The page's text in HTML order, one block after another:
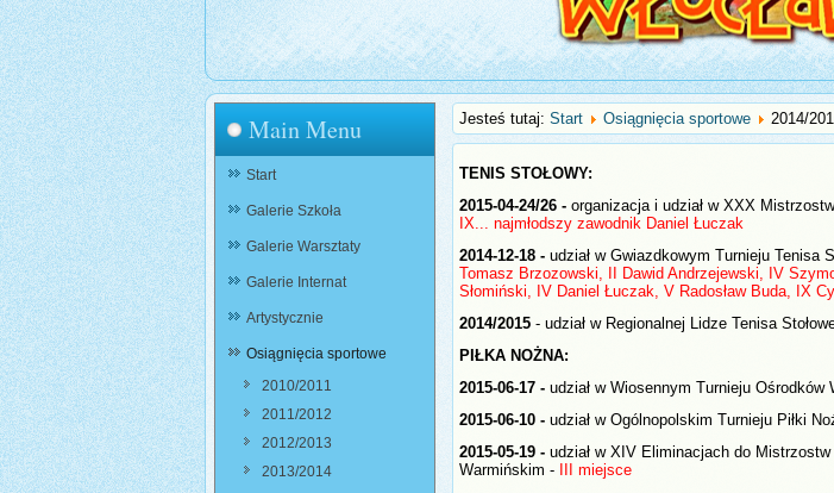
Main Menu
Start
Galerie Szkoła
Galerie Warsztaty
Galerie Internat
Artystycznie
Osiągnięcia sportowe
2010/2011
2011/2012
2012/2013
2013/2014
Jesteś tutaj: Start Osiągnięcia sportowe 2014/
TENIS STOŁOWY:
2015-04-24/26 - organizacja i udział w XXX
IX... najmłodszy zawodnik Daniel Łuczak
2014-12-18 - udział w Gwiazdkowym Turnieju Tenisa
Tomasz Brzozowski, II Dawid Andrzejewski, IV
Słomiński, IV Daniel Łuczak, V Radosław Buda, IX
2014/2015 - udział w Regionalnej Lidze Tenisa
PIŁKA NOŻNA:
2015-06-17 - udział w Wiosennym Turnieju
2015-06-10 - udział w Ogólnopolskim Turnieju Piłki
2015-05-19 - udział w XIV Eliminacjach do
Warmińskim -
III miejsce